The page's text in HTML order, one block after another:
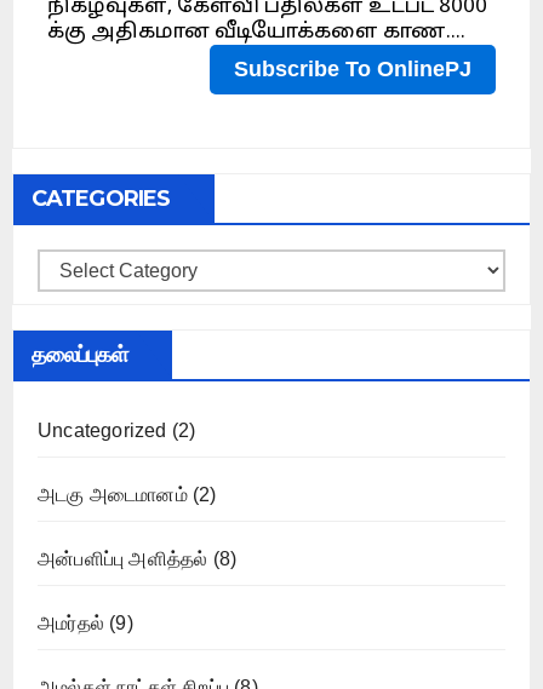
CATEGORIES
Categories
தலைப்புகள்
Uncategorized (2)
அடகு அடைமானம்(2)
அன்பளிப்பு அளித்தல் (8)
அமர்தல் (9)